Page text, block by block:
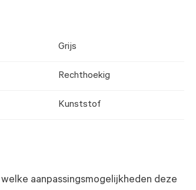
Grijs
Rechthoekig
Kunststof
aanpassingsmogelijkheden deze